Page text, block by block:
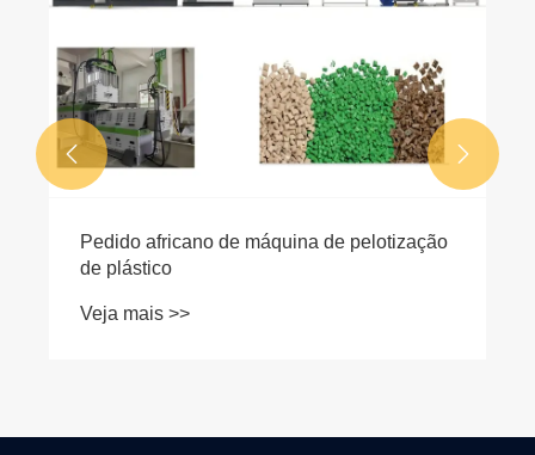
Pedido africano de máquina de pelotização
de plástico
Veja mais >>
 